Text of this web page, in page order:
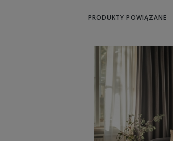
PRODUKTY POWIĄZANE